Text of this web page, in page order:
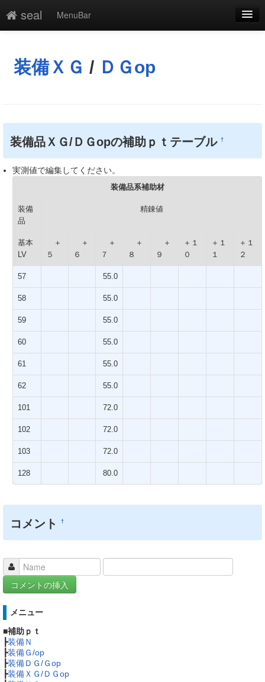
seal
MenuBar
添付
最終更新
一覧
装備ＸＧ / ＤＧop
装備品ＸＧ/ＤＧopの補助ｐｔテーブル†
実測値で編集してください。
装備品系補助材
装備
品
精錬値
基本
LV
＋
５
＋
６
＋
７
＋
８
＋
９
＋１
０
＋１
１
＋１
２
57 55.0
58 55.0
59 55.0
60 55.0
61 55.0
62 55.0
101 72.0
102 72.0
103 72.0
128 80.0
コメント†
メニュー
■補助ｐｔ
┣装備Ｎ
┣装備Ｇ/op
┣装備ＤＧ/Ｇop
┣装備ＸＧ/ＤＧop